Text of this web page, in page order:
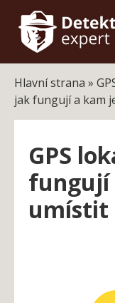
Hlavní strana »
jak fungují a kam
GPS
fungují
umístit